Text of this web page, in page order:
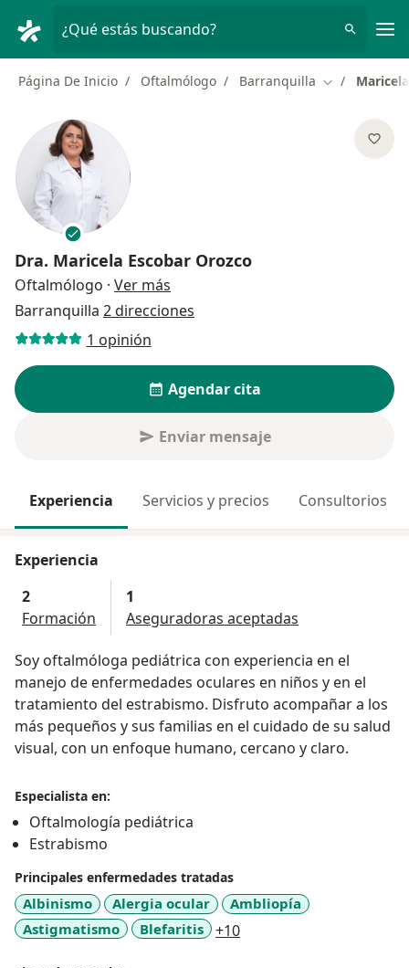
¿Qué estás buscando?
Página De Inicio Oftalmólogo Barranquilla Cambiar de
Dra. Maricela Escobar Orozco
Oftalmólogo · Ver más
Barranquilla 2 direcciones
1 opinión
Agendar cita
Enviar mensaje
Experiencia Servicios y precios Consultorios
Experiencia
2
Formación
1
Aseguradoras aceptadas
Soy oftalmóloga pediátrica con experiencia en el
manejo de enfermedades oculares en niños y en el
tratamiento del estrabismo. Disfruto acompañar a los
más pequeños y sus familias en el cuidado de su salud
visual, con un enfoque humano, cercano y claro.
Especialista en:
Oftalmología pediátrica
Estrabismo
Principales enfermedades tratadas
Albinismo Alergia ocular
Ambliopía
Astigmatismo
Blefaritis +10a11y_sr_more_diseases